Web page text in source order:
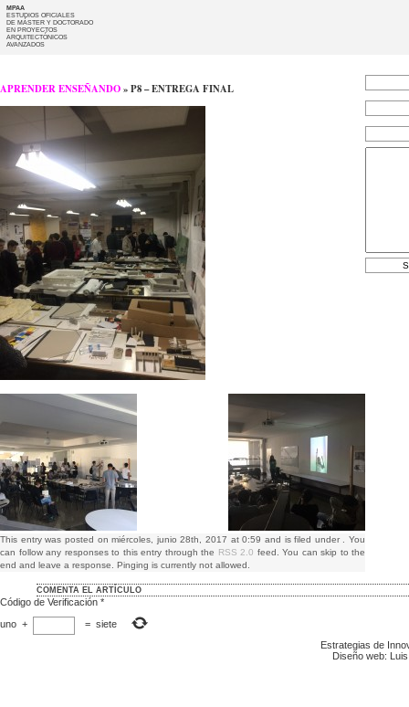
MPAA
ESTUDIOS OFICIALES
DE MÁSTER Y DOCTORADO
EN PROYECTOS
ARQUITECTÓNICOS
AVANZADOS
APRENDER ENSEÑANDO» P8 – ENTREGA FINAL
This entry was posted on miércoles, junio 28th, 2017 at 0:59 and is filed under . You
can follow any responses to this entry through the RSS 2.0 feed. You can skip to the
end and leave a response. Pinging is currently not allowed.
COMENTA EL ARTÍCULO
Código de Verificación *
uno + = siete
Estrategias de
Diseño web: